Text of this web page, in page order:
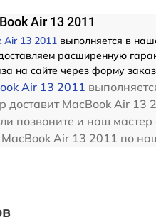
Air 13 2011
Air 13 2011 выполняется в
расширенную
на сайте через форму
Air 13 2011
доставит MacBook Air
позвоните и наш
Air 13 2011 по